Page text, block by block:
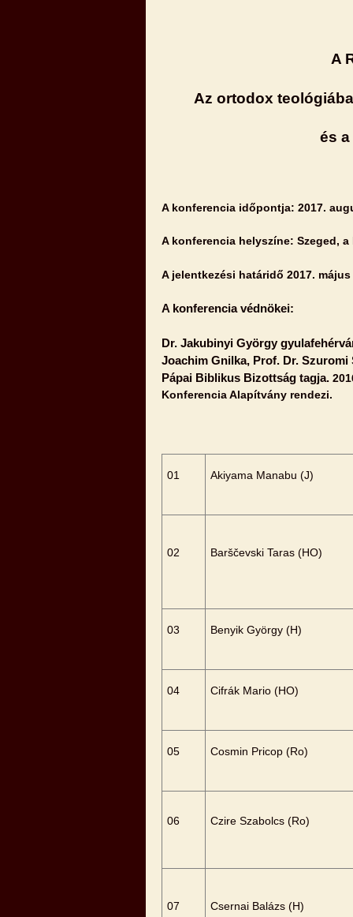
A
Az ortodox
és
A konferencia időpontja: 2017.
A konferencia helyszíne: Szeged,
A jelentkezési határidő 2017. május
A konferencia védnökei:
Dr. Jakubinyi György
Joachim Gnilka, Prof. Dr.
Pápai Biblikus Bizottság tagja.
Konferencia Alapítvány rendezi.
01 Akiyama Manabu (J)
02 Barščevski Taras (HO)
03 Benyik György (H)
04 Cifrák Mario (HO)
05 Cosmin Pricop (Ro)
06 Czire Szabolcs (Ro)
07 Csernai Balázs (H)